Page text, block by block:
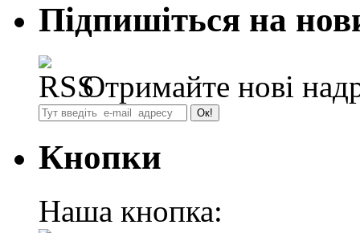
Підпишіться на
Отримайте нові
Кнопки
Наша кнопка: